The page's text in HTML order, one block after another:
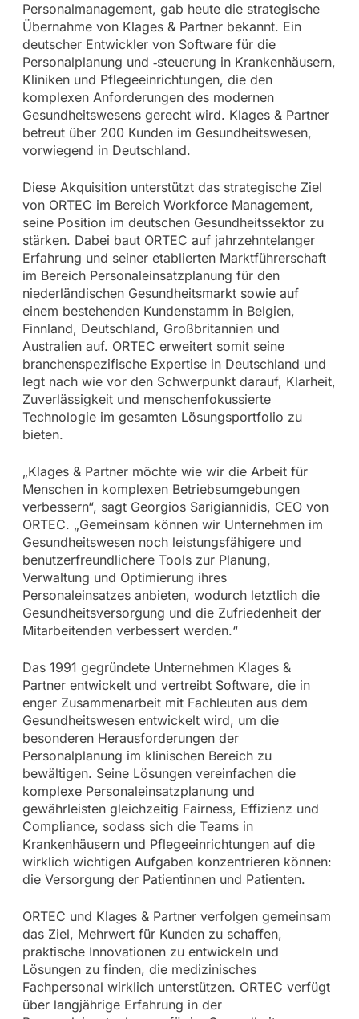
Personalmanagement, gab heute die strategische
Übernahme von Klages & Partner bekannt. Ein
deutscher Entwickler von Software für die
Personalplanung und ‑steuerung in Krankenhäusern,
Kliniken und Pflegeeinrichtungen, die den
komplexen Anforderungen des modernen
Gesundheitswesens gerecht wird. Klages & Partner
betreut über 200 Kunden im Gesundheitswesen,
vorwiegend in Deutschland.
Diese Akquisition unterstützt das strategische Ziel
von ORTEC im Bereich Workforce Management,
seine Position im deutschen Gesundheitssektor zu
stärken. Dabei baut ORTEC auf jahrzehntelanger
Erfahrung und seiner etablierten Marktführerschaft
im Bereich Personaleinsatzplanung für den
niederländischen Gesundheitsmarkt sowie auf
einem bestehenden Kundenstamm in Belgien,
Finnland, Deutschland, Großbritannien und
Australien auf. ORTEC erweitert somit seine
branchenspezifische Expertise in Deutschland und
legt nach wie vor den Schwerpunkt darauf, Klarheit,
Zuverlässigkeit und menschenfokussierte
Technologie im gesamten Lösungsportfolio zu
bieten.
„Klages & Partner möchte wie wir die Arbeit für
Menschen in komplexen Betriebsumgebungen
verbessern“, sagt Georgios Sarigiannidis, CEO von
ORTEC. „Gemeinsam können wir Unternehmen im
Gesundheitswesen noch leistungsfähigere und
benutzerfreundlichere Tools zur Planung,
Verwaltung und Optimierung ihres
Personaleinsatzes anbieten, wodurch letztlich die
Gesundheitsversorgung und die Zufriedenheit der
Mitarbeitenden verbessert werden.“
Das 1991 gegründete Unternehmen Klages &
Partner entwickelt und vertreibt Software, die in
enger Zusammenarbeit mit Fachleuten aus dem
Gesundheitswesen entwickelt wird, um die
besonderen Herausforderungen der
Personalplanung im klinischen Bereich zu
bewältigen. Seine Lösungen vereinfachen die
komplexe Personaleinsatzplanung und
gewährleisten gleichzeitig Fairness, Effizienz und
Compliance, sodass sich die Teams in
Krankenhäusern und Pflegeeinrichtungen auf die
wirklich wichtigen Aufgaben konzentrieren können:
die Versorgung der Patientinnen und Patienten.
ORTEC und Klages & Partner verfolgen gemeinsam
das Ziel, Mehrwert für Kunden zu schaffen,
praktische Innovationen zu entwickeln und
Lösungen zu finden, die medizinisches
Fachpersonal wirklich unterstützen. ORTEC verfügt
über langjährige Erfahrung in der